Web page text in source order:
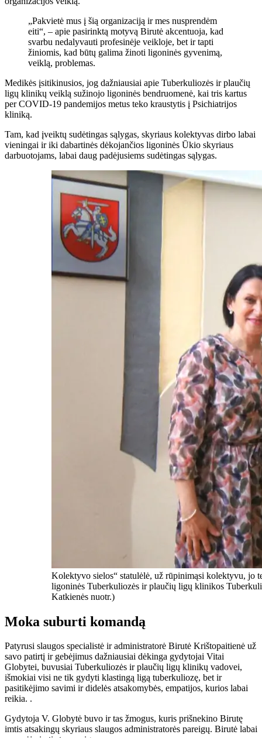
„Pakvietė mus į šią organizaciją ir mes nusprendėm
eiti“, – apie pasirinktą motyvą Birutė akcentuoja, kad
svarbu nedalyvauti profesinėje veikloje, bet ir tapti
žiniomis, kad būtų galima žinoti ligoninės gyvenimą,
veiklą, problemas.
Medikės įsitikinusios, jog dažniausiai apie Tuberkuliozės ir plaučių
ligų klinikų veiklą sužinojo ligoninės bendruomenė, kai tris kartus
per COVID-19 pandemijos metus teko kraustytis į Psichiatrijos
kliniką.
Tam, kad įveiktų sudėtingas sąlygas, skyriaus kolektyvas dirbo labai
vieningai ir iki dabartinės dėkojančios ligoninės Ūkio skyriaus
darbuotojams, labai daug padėjusiems sudėtingas sąlygas.
Kolektyvo sielos“ statulėlė, už rūpinimąsi kolektyvu, jo
ligoninės Tuberkuliozės ir plaučių ligų klinikos
Katkienės nuotr.)
Moka suburti komandą
Patyrusi slaugos specialistė ir administratorė Birutė Krištopaitienė už
savo patirtį ir gebėjimus dažniausiai dėkinga gydytojai Vitai
Globytei, buvusiai Tuberkuliozės ir plaučių ligų klinikų vadovei,
išmokiai visi ne tik gydyti klastingą ligą tuberkuliozę, bet ir
pasitikėjimo savimi ir didelės atsakomybės, empatijos, kurios labai
reikia. .
Gydytoja V. Globytė buvo ir tas žmogus, kuris prišnekino Birutę
imtis atsakingų skyriaus slaugos administratorės pareigų. Birutė labai